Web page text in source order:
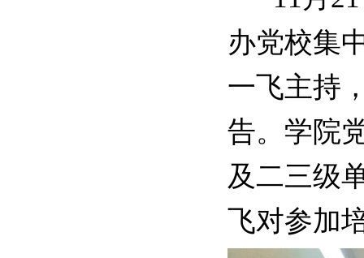
办党校集
一飞主持
告。学院
及二三级
飞对参加